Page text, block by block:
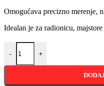
Omogućava precizno merenje,
Idealan je za radionicu,
-
Kombinovani višenamenski
+